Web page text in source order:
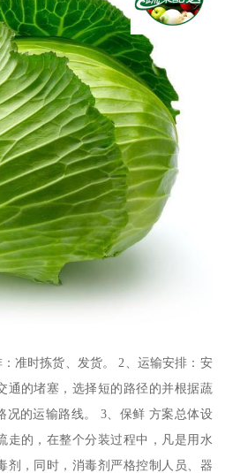
准时拣货、发货。 2、运输安排：安
通的堵塞，选择短的路径的并根据蔬
况的运输路线。 3、保鲜 方案总体设
走的，在整个分装过程中，凡是用水
剂，同时，消毒剂严格控制人员、器